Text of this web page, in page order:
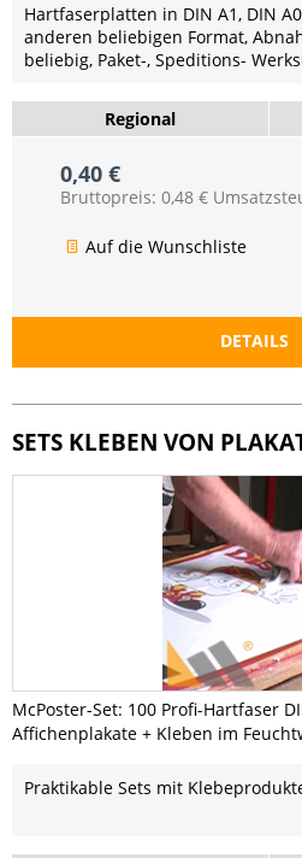
Hartfaserplatten in DIN A1, DIN
anderen beliebigen Format,
beliebig, Paket-, Speditions-
Regional
0,40 €
Bruttopreis: 0,48 €
Auf die Wunschliste
DETAILS
SETS KLEBEN VON
McPoster-Set: 100 Profi-Hartfaser
Affichenplakate + Kleben im
Praktikable Sets mit